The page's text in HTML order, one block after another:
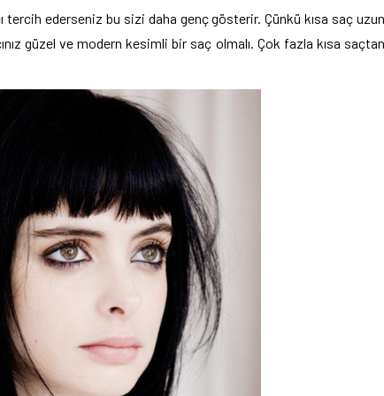
tercih ederseniz bu sizi daha genç gösterir. Çünkü kısa saç
güzel ve modern kesimli bir saç olmalı. Çok fazla kısa saçtan